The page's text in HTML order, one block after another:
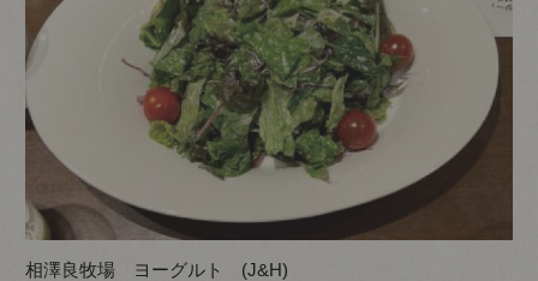
相澤良牧場 ヨーグルト (J&H)